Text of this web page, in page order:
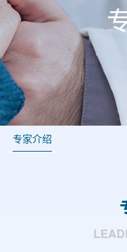
专家介绍